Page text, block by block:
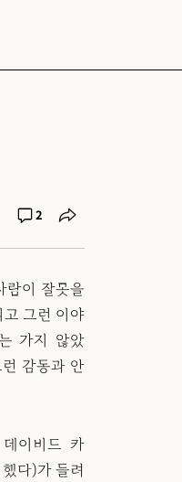
2
람이 잘못을
고 그런 이야
가지 않았
감동과 안
이비드 카
다)가 들려